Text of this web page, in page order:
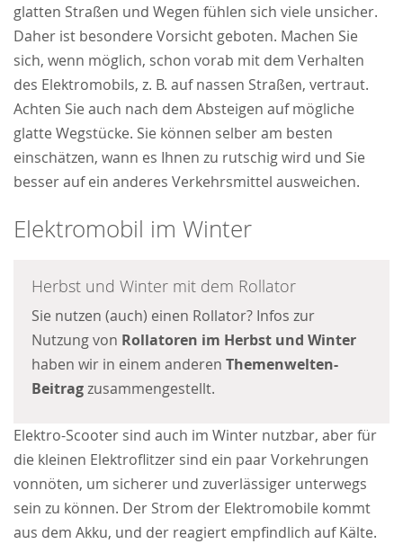
glatten Straßen und Wegen fühlen sich viele unsicher.
Daher ist besondere Vorsicht geboten. Machen Sie
sich, wenn möglich, schon vorab mit dem Verhalten
des Elektromobils, z. B. auf nassen Straßen, vertraut.
Achten Sie auch nach dem Absteigen auf mögliche
glatte Wegstücke. Sie können selber am besten
einschätzen, wann es Ihnen zu rutschig wird und Sie
besser auf ein anderes Verkehrsmittel ausweichen.
Elektromobil im Winter
Herbst und Winter mit dem Rollator
Sie nutzen (auch) einen Rollator? Infos zur
Nutzung von Rollatoren im Herbst und Winter
haben wir in einem anderen Themenwelten-
Beitragzusammengestellt.
Elektro-Scooter sind auch im Winter nutzbar, aber für
die kleinen Elektroflitzer sind ein paar Vorkehrungen
vonnöten, um sicherer und zuverlässiger unterwegs
sein zu können. Der Strom der Elektromobile kommt
aus dem Akku, und der reagiert empfindlich auf Kälte.